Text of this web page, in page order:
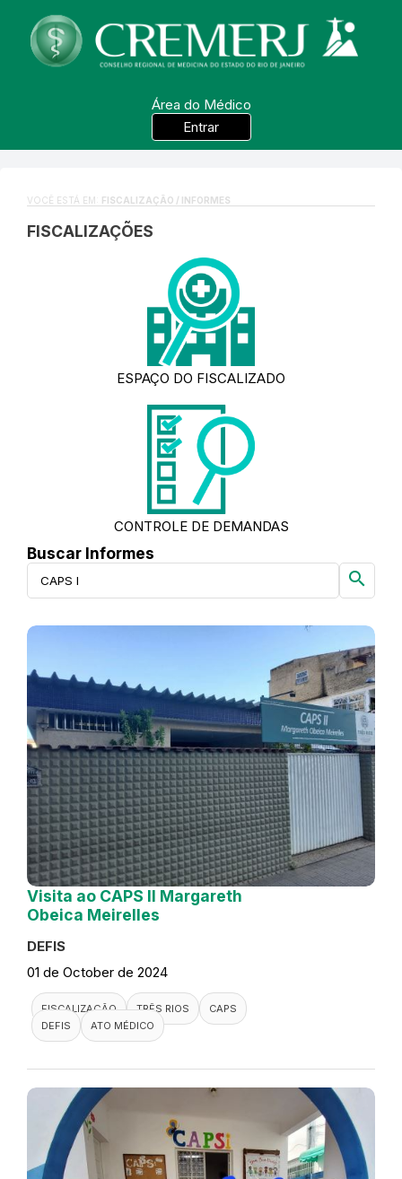
Área do Médico
Entrar
VOCÊ ESTÁ EM: FISCALIZAÇÃO / INFORMES
FISCALIZAÇÕES
ESPAÇO DO FISCALIZADO
CONTROLE DE DEMANDAS
Buscar Informes
search
Visita ao CAPS II Margareth
Obeica Meirelles
DEFIS
01 de October de 2024
FISCALIZAÇÃO TRÊS RIOS
CAPS
DEFIS
ATO MÉDICO